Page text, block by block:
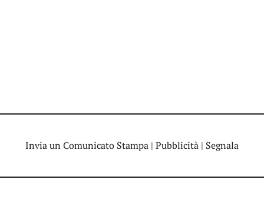
Invia un Comunicato Stampa | Pubblicità | Segnala